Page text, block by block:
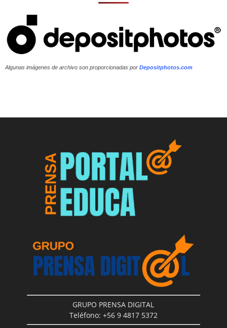
Algunas imágenes de archivo son proporcionadas por Depositphotos.com
GRUPO PRENSA DIGITAL
Teléfono: +56 9 4817 5372